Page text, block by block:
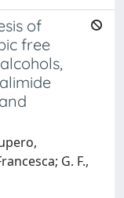
of
free
G. F.,